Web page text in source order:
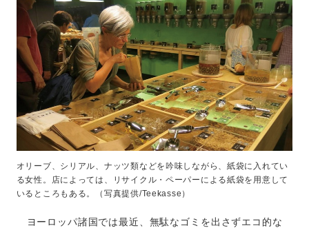
オリーブ、シリアル、ナッツ類などを吟味しながら、紙袋に入れてい
る女性。店によっては、リサイクル・ペーパーによる紙袋を用意して
いるところもある。（写真提供/Teekasse）
ヨーロッパ諸国では最近、無駄なゴミを出さずエコ的な